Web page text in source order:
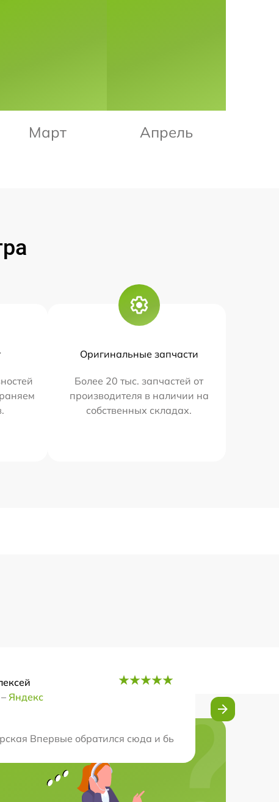
Март Апрель
Оригинальные запчасти
Более 20 тыс. запчастей от
производителя в наличии на
собственных складах.
в рекордно короткие сроки.
Яндекс
Впервые обратился сюда и был приятно удивлен